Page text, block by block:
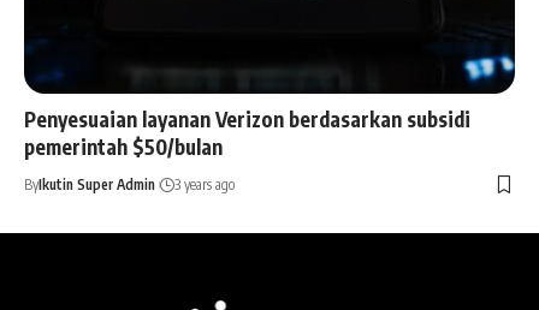
Penyesuaian layanan Verizon berdasarkan subsidi
pemerintah $50/bulan
ByIkutin Super Admin 3 years ago